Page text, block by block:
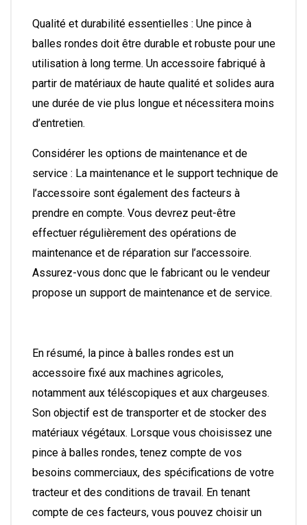
Qualité et durabilité essentielles : Une pince à
balles rondes doit être durable et robuste pour une
utilisation à long terme. Un accessoire fabriqué à
partir de matériaux de haute qualité et solides aura
une durée de vie plus longue et nécessitera moins
d’entretien.
Considérer les options de maintenance et de
service : La maintenance et le support technique de
l’accessoire sont également des facteurs à
prendre en compte. Vous devrez peut-être
effectuer régulièrement des opérations de
maintenance et de réparation sur l’accessoire.
Assurez-vous donc que le fabricant ou le vendeur
propose un support de maintenance et de service.
En résumé, la pince à balles rondes est un
accessoire fixé aux machines agricoles,
notamment aux téléscopiques et aux chargeuses.
Son objectif est de transporter et de stocker des
matériaux végétaux. Lorsque vous choisissez une
pince à balles rondes, tenez compte de vos
besoins commerciaux, des spécifications de votre
tracteur et des conditions de travail. En tenant
compte de ces facteurs, vous pouvez choisir un